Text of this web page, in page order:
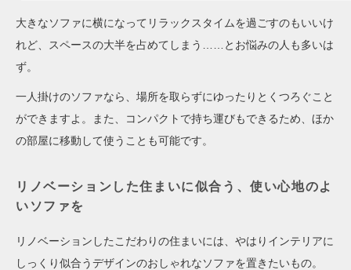
大きなソファに横になってリラックスタイムを過ごすのもいいけ
れど、スペースの大半を占めてしまう……とお悩みの人も多いは
ず。
一人掛けのソファなら、場所を取らずにゆったりとくつろぐこと
ができますよ。また、コンパクトで持ち運びもできるため、ほか
の部屋に移動して使うことも可能です。
リノベーションした住まいに似合う、使い心地のよ
いソファを
リノベーションしたこだわりの住まいには、やはりインテリアに
しっくり似合うデザインのおしゃれなソファを置きたいもの。